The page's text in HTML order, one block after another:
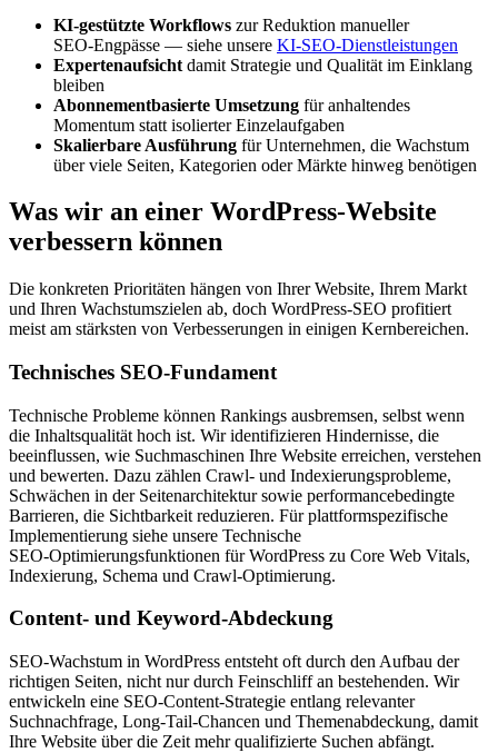
KI-gestützte Workflows zur Reduktion manueller
SEO‑Engpässe — siehe unsere KI‑SEO‑Dienstleistungen
Expertenaufsicht damit Strategie und Qualität im Einklang
bleiben
Abonnementbasierte Umsetzung für anhaltendes
Momentum statt isolierter Einzelaufgaben
Skalierbare Ausführung für Unternehmen, die Wachstum
über viele Seiten, Kategorien oder Märkte hinweg benötigen
Was wir an einer WordPress-Website
verbessern können
Die konkreten Prioritäten hängen von Ihrer Website, Ihrem Markt
und Ihren Wachstumszielen ab, doch WordPress‑SEO profitiert
meist am stärksten von Verbesserungen in einigen Kernbereichen.
Technisches SEO-Fundament
Technische Probleme können Rankings ausbremsen, selbst wenn
die Inhaltsqualität hoch ist. Wir identifizieren Hindernisse, die
beeinflussen, wie Suchmaschinen Ihre Website erreichen, verstehen
und bewerten. Dazu zählen Crawl‑ und Indexierungsprobleme,
Schwächen in der Seitenarchitektur sowie performancebedingte
Barrieren, die Sichtbarkeit reduzieren. Für plattformspezifische
Implementierung siehe unsere Technische
SEO‑Optimierungsfunktionen für WordPress zu Core Web Vitals,
Indexierung, Schema und Crawl‑Optimierung.
Content- und Keyword-Abdeckung
SEO‑Wachstum in WordPress entsteht oft durch den Aufbau der
richtigen Seiten, nicht nur durch Feinschliff an bestehenden. Wir
entwickeln eine SEO‑Content‑Strategie entlang relevanter
Suchnachfrage, Long‑Tail‑Chancen und Themenabdeckung, damit
Ihre Website über die Zeit mehr qualifizierte Suchen abfängt.